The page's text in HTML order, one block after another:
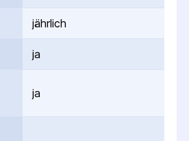
jährlich
ja
ja